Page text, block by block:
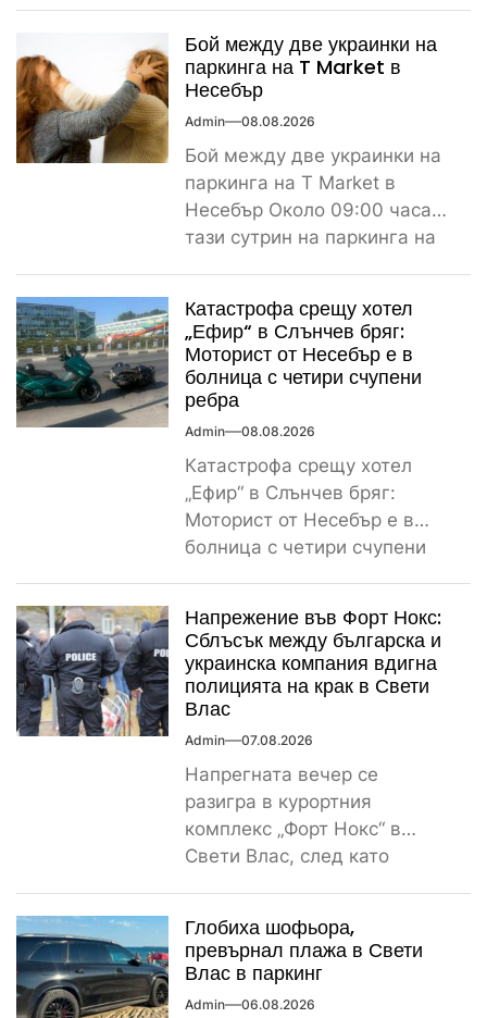
Бой между две украинки на
паркинга на T Market в
Несебър
Admin 08.08.2026
Бой между две украинки на
паркинга на T Market в
Несебър Около 09:00 часа
тази сутрин на паркинга на
Катастрофа срещу хотел
„Ефир“ в Слънчев бряг:
Моторист от Несебър е в
болница с четири счупени
ребра
Admin 08.08.2026
Катастрофа срещу хотел
„Ефир“ в Слънчев бряг:
Моторист от Несебър е в
болница с четири счупени
Напрежение във Форт Нокс:
Сблъсък между българска и
украинска компания вдигна
полицията на крак в Свети
Влас
Admin 07.08.2026
Напрегната вечер се
разигра в курортния
комплекс „Форт Нокс“ в
Свети Влас, след като
Глобиха шофьора,
превърнал плажа в Свети
Влас в паркинг
Admin 06.08.2026